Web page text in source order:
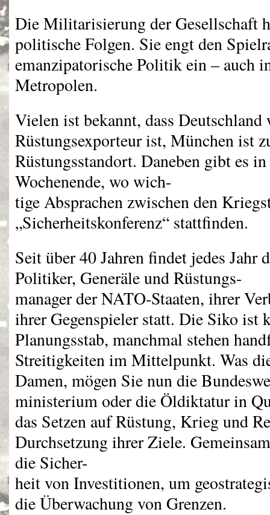
Die Militarisierung der Gesellschaft
politische Folgen. Sie engt den
emanzipatorische Politik ein – auch
Metropolen.
Vielen ist bekannt, dass
Rüstungsexporteur ist, München ist
Rüstungsstandort. Daneben gibt es
Wochenende, wo wich-
tige Absprachen zwischen den
„Sicherheitskonferenz“ stattfinden.
Seit über 40 Jahren findet jedes Jahr
Politiker, Generäle und Rüstungs-
manager derNATO-Staaten, ihrer
ihrer Gegenspieler statt. Die Siko ist
Planungsstab, manchmal stehen
Streitigkeiten im Mittelpunkt. Was
Damen, mögen Sie nun die
ministerium oder die Öldiktatur in
das Setzen auf Rüstung, Krieg und
Durchsetzung ihrer Ziele.
die Sicher-
heit von Investitionen, um
die Überwachung von Grenzen.